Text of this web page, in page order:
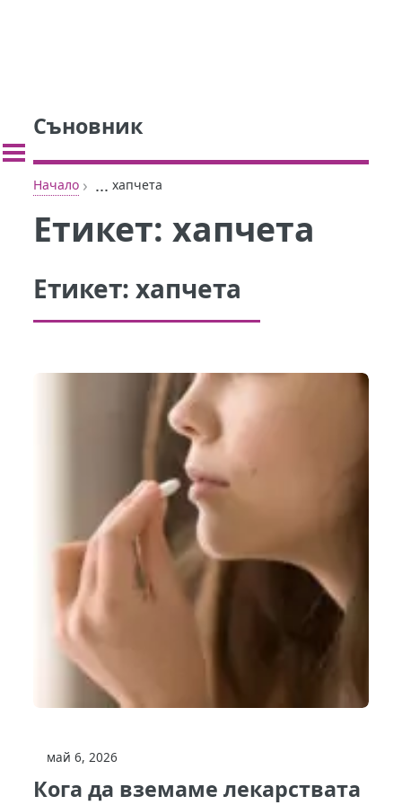
Съновник
Начало › ... хапчета
Етикет:хапчета
Етикет:хапчета
май 6, 2026
Кога да вземаме лекарствата